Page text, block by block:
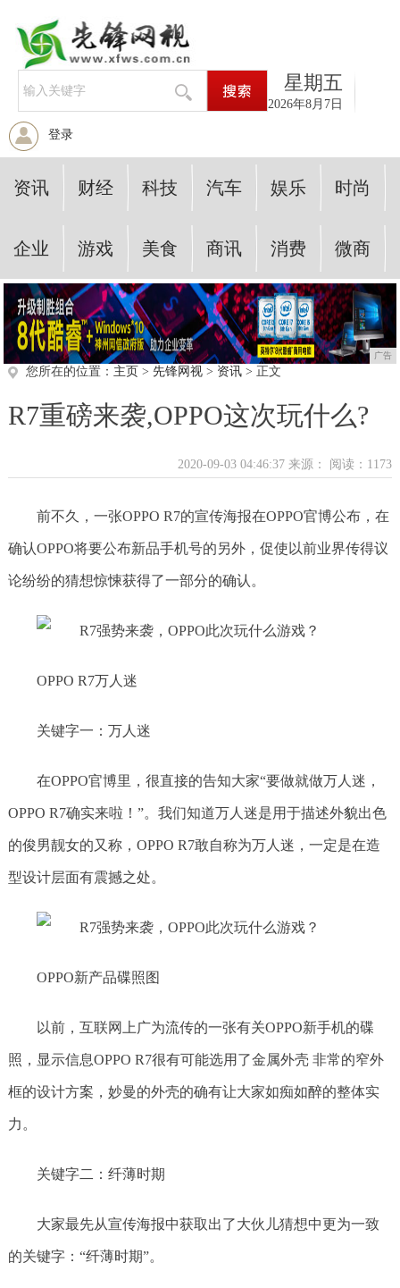
星期五
2026年8月7日
登录
资讯 财经 科技 汽车 娱乐 时尚
企业 游戏 美食 商讯 消费 微商
广告
您所在的位置： 主页 > 先锋网视> 资讯> 正文
R7重磅来袭,OPPO这次玩什么?
2020-09-03 04:46:37 来源： 阅读：1173
前不久，一张OPPO R7的宣传海报在OPPO官博公布，在
确认OPPO将要公布新品手机号的另外，促使以前业界传得议
论纷纷的猜想惊悚获得了一部分的确认。
OPPO R7万人迷
关键字一：万人迷
在OPPO官博里，很直接的告知大家“要做就做万人迷，
OPPO R7确实来啦！”。我们知道万人迷是用于描述外貌出色
的俊男靓女的又称，OPPO R7敢自称为万人迷，一定是在造
型设计层面有震撼之处。
OPPO新产品碟照图
以前，互联网上广为流传的一张有关OPPO新手机的碟
照，显示信息OPPO R7很有可能选用了金属外壳 非常的窄外
框的设计方案，妙曼的外壳的确有让大家如痴如醉的整体实
力。
关键字二：纤薄时期
大家最先从宣传海报中获取出了大伙儿猜想中更为一致
的关键字：“纤薄时期”。